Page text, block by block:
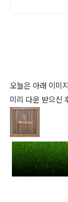
오늘은 아래 이미
미리 다운 받으신